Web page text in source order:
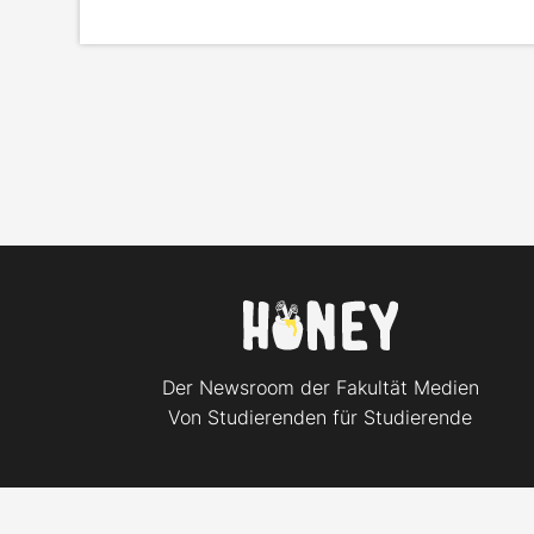
Der Newsroom der Fakultät Medien
Von Studierenden für Studierende